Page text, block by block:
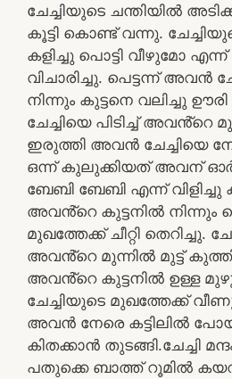
ചേച്ചിയുടെ ചന്തിയിൽ
കൂട്ടി കൊണ്ട് വന്നു.
കളിച്ചു പൊട്ടി വീഴുമോ
വിചാരിച്ചു. പെട്ടന്ന് അവൻ
നിന്നും കുട്ടനെ വലിച്ചു
ചേച്ചിയെ പിടിച്ച് അവൻ്റെ
ഇരുത്തി അവൻ ചേച്ചിയെ
ഒന്ന് കുലുക്കിയത് അവന്
ബേബി ബേബി എന്ന്
അവൻ്റെ കുട്ടനിൽ നിന്നും
മുഖത്തേക്ക് ചീറ്റി തെറിച്ചു.
അവൻ്റെ മുന്നിൽ മുട്ട് കുത്തി
അവൻ്റെ കുട്ടനിൽ ഉള്ള
ചേച്ചിയുടെ മുഖത്തേക്ക്
അവൻ നേരെ കട്ടിലിൽ
കിതക്കാൻ തുടങ്ങി.ചേച്ചി
പതുക്കെ ബാത്ത് റൂമിൽ